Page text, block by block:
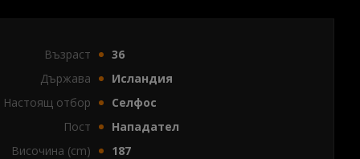
Възраст
36
Държава
Исландия
Настоящ отбор
Селфос
Пост
Нападател
Височина (cm)
187